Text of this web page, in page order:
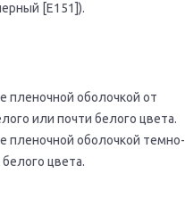
[Е151]).
пленочной оболочкой от
или почти белого цвета.
пленочной оболочкой темно-
цвета.